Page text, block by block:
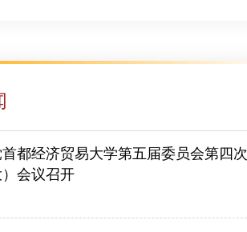
都经济贸易大学第五届委员会第四次
会议召开